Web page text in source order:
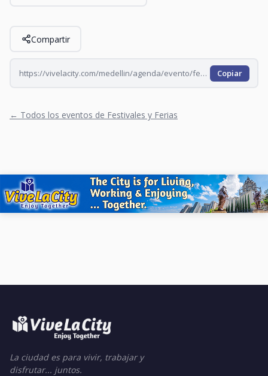
Compartir
https://vivelacity.com/medellin/agenda/evento/festival-internacional-de-tango-de-medellin-2026-mpynnliy-mpyntzsb Copiar
← Todos los eventos de Festivales y Ferias
La ciudad es para vivir, trabajar y
disfrutar... juntos.